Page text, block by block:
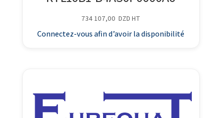
734 107,00 DZD HT
Connectez-vous afin d’avoir la disponibilité